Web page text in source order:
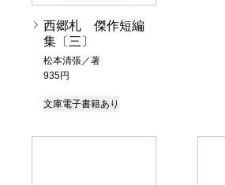
西郷札 傑作短編
集〔三〕
松本清張／著
935円
文庫電子書籍あり